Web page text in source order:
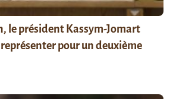
le président Kassym-Jomart
pour un deuxième